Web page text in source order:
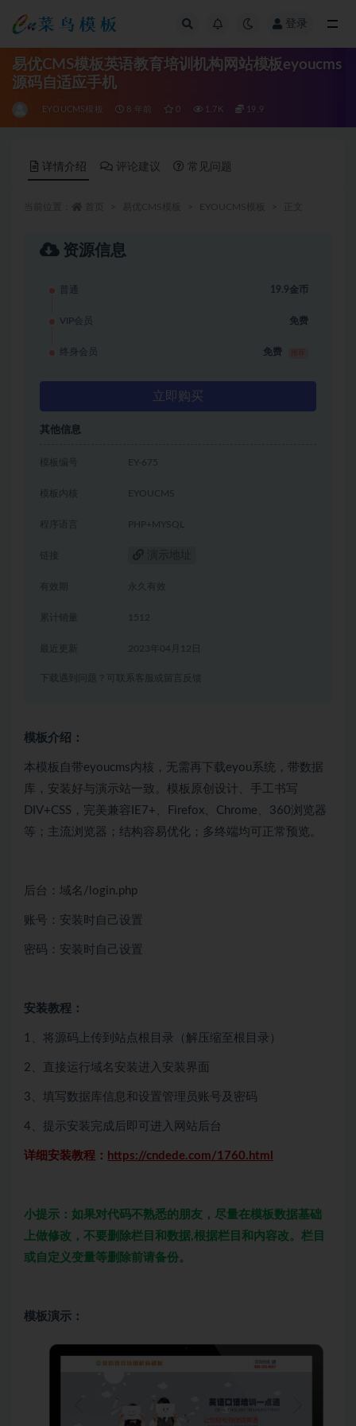
登录
易优CMS模板英语教育培训机构网站模板eyoucms
源码自适应手机
EYOUCMS模板 8 年前 0 1.7K 19.9
详情介绍 评论建议 常见问题
资源信息
普通 19.9金币
VIP会员 免费
终身会员 免费
立即购买
其他信息
模板编号 EY-675
模板内核 EYOUCMS
程序语言 PHP+MYSQL
链接
有效期 永久有效
累计销量 1512
2023年04月12日
下载遇到问题？可联系客服或留言反馈
模板介绍：
本模板自带eyoucms内核，无需再下载eyou系统，带数据
库，安装好与演示站一致。模板原创设计、手工书写
DIV+CSS，完美兼容IE7+、Firefox、Chrome、360浏览器
等；主流浏览器；结构容易优化；多终端均可正常预览。
后台：域名/login.php
账号：安装时自己设置
密码：安装时自己设置
安装教程：
1、将源码上传到站点根目录（解压缩至根目录）
2、直接运行域名安装进入安装界面
3、填写数据库信息和设置管理员账号及密码
4、提示安装完成后即可进入网站后台
详细安装教程： https://cndede.com/1760.html
小提示：如果对代码不熟悉的朋友，尽量在模板数据基础
上做修改，不要删除栏目和数据,根据栏目和内容改。栏目
或自定义变量等删除前请备份。
模板演示：